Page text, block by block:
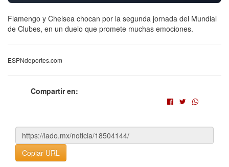
Flamengo y Chelsea chocan por la segunda jornada del Mundial
de Clubes, en un duelo que promete muchas emociones.
ESPNdeportes.com
Compartir en:
Copiar URL